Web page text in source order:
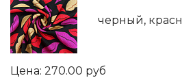
черный,
270.00 руб